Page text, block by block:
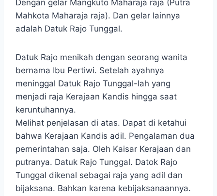
Dengan gelar Mangkuto Maharaja raja (Putra
Mahkota Maharaja raja). Dan gelar lainnya
adalah Datuk Rajo Tunggal.
Datuk Rajo menikah dengan seorang wanita
bernama Ibu Pertiwi. Setelah ayahnya
meninggal Datuk Rajo Tunggal-lah yang
menjadi raja Kerajaan Kandis hingga saat
keruntuhannya.
Melihat penjelasan di atas. Dapat di ketahui
bahwa Kerajaan Kandis adil. Pengalaman dua
pemerintahan saja. Oleh Kaisar Kerajaan dan
putranya. Datuk Rajo Tunggal. Datok Rajo
Tunggal dikenal sebagai raja yang adil dan
bijaksana. Bahkan karena kebijaksanaannya.